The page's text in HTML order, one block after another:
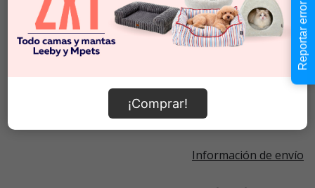
Cantidad:
- +
$5.990
En Stock
Añadir al carrito
Información de envío
¡Comprar!
Reportar error